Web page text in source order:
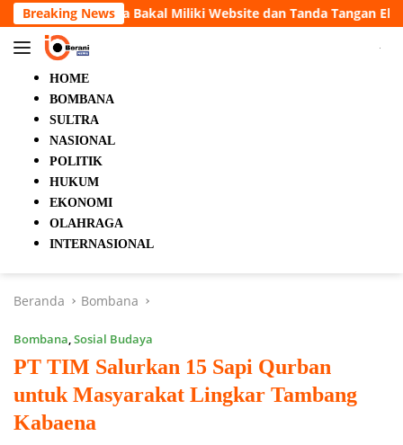
Langsung
ke
konten
Breaking News
dan Tanda Tangan Elektronik 5 Orang Tewas
HOME
BOMBANA
SULTRA
NASIONAL
POLITIK
HUKUM
EKONOMI
OLAHRAGA
INTERNASIONAL
Beranda Bombana
Bombana,Sosial Budaya
PT TIM Salurkan 15 Sapi Qurban
untuk Masyarakat Lingkar Tambang
Kabaena